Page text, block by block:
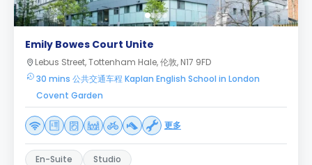
Emily Bowes Court Unite
Lebus Street, Tottenham Hale, 伦敦, N17 9FD
30 mins 公共交通车程 Kaplan English School in London
Covent Garden
更多
En-Suite Studio